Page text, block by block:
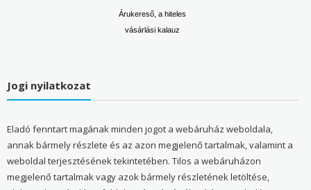
Árukereső, a hiteles
vásárlási kalauz
Jogi nyilatkozat
Eladó fenntart magának minden jogot a webáruház weboldala,
annak bármely részlete és az azon megjelenő tartalmak, valamint a
weboldal terjesztésének tekintetében. Tilos a webáruházon
megjelenő tartalmak vagy azok bármely részletének letöltése,